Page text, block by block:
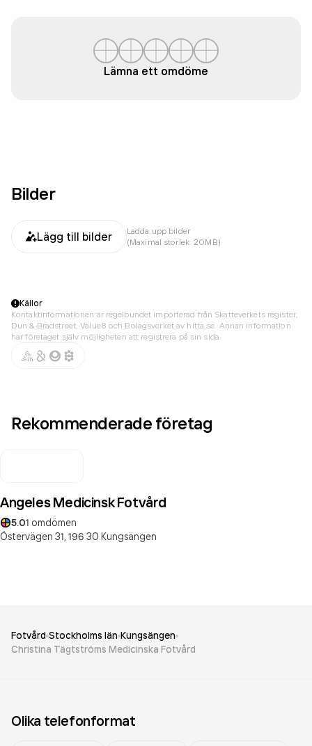
Lämna ett omdöme
Bilder
Lägg till bilder
Ladda upp bilder
(Maximal storlek: 20MB)
Källor
Kontaktinformationen är regelbundet importerad från Skatteverkets register,
Dun & Bradstreet, Value8 och Bolagsverket av hitta.se. Annan information
har företaget själv möjligheten att registrera på sin sida.
Rekommenderade företag
Angeles Medicinsk Fotvård
5.01 omdömen
Östervägen 31, 196 30 Kungsängen
Fotvård Stockholms län Kungsängen
Christina Tägtströms Medicinska Fotvård
Olika telefonformat